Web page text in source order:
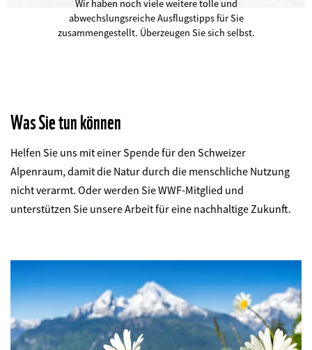
Wir haben noch viele weitere tolle und
abwechslungsreiche Ausflugstipps für Sie
zusammengestellt. Überzeugen Sie sich selbst.
Was Sie tun können
Helfen Sie uns mit einer Spende für den Schweizer
Alpenraum, damit die Natur durch die menschliche Nutzung
nicht verarmt. Oder werden Sie WWF-Mitglied und
unterstützen Sie unsere Arbeit für eine nachhaltige Zukunft.